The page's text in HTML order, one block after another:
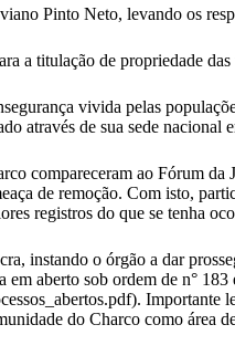
Pinto Neto, levando os
a titulação de propriedade
vivida pelas
através de sua sede nacional
compareceram ao Fórum
de remoção. Com isto,
registros do que se tenha
instando o órgão a dar
aberto sob ordem de n°
Importante
do Charco como área